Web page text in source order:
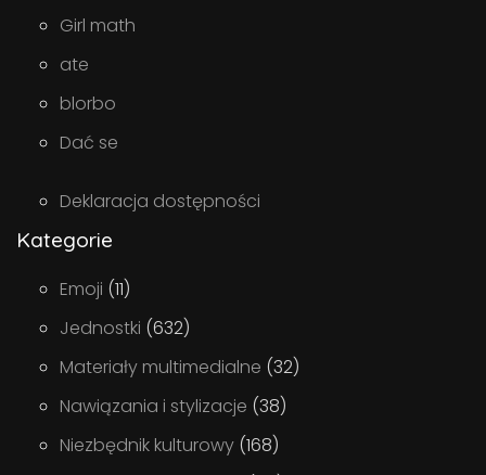
Girl math
ate
blorbo
Dać se
Deklaracja dostępności
Kategorie
Emoji (11)
Jednostki (632)
Materiały multimedialne (32)
Nawiązania i stylizacje (38)
Niezbędnik kulturowy (168)